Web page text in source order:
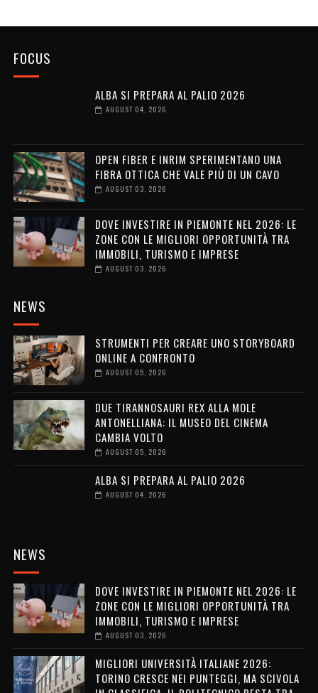
FOCUS
ALBA SI PREPARA AL PALIO 2026
AUGUST 04, 2026
OPEN FIBER E INRIM SPERIMENTANO UNA
FIBRA OTTICA CHE VALE PIÙ DI UN CAVO
AUGUST 03, 2026
DOVE INVESTIRE IN PIEMONTE NEL 2026: LE
ZONE CON LE MIGLIORI OPPORTUNITÀ TRA
IMMOBILI, TURISMO E IMPRESE
AUGUST 03, 2026
NEWS
STRUMENTI PER CREARE UNO STORYBOARD
ONLINE A CONFRONTO
AUGUST 05, 2026
DUE TIRANNOSAURI REX ALLA MOLE
ANTONELLIANA: IL MUSEO DEL CINEMA
CAMBIA VOLTO
AUGUST 05, 2026
ALBA SI PREPARA AL PALIO 2026
AUGUST 04, 2026
NEWS
DOVE INVESTIRE IN PIEMONTE NEL 2026: LE
ZONE CON LE MIGLIORI OPPORTUNITÀ TRA
IMMOBILI, TURISMO E IMPRESE
AUGUST 03, 2026
MIGLIORI UNIVERSITÀ ITALIANE 2026:
TORINO CRESCE NEI PUNTEGGI, MA SCIVOLA